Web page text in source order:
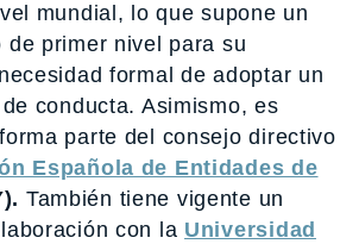
mundial, lo que supone un
de primer nivel para su
formal de adoptar un
conducta. Asimismo, es
parte del consejo directivo
Española de Entidades de
También tiene vigente un
con la Universidad